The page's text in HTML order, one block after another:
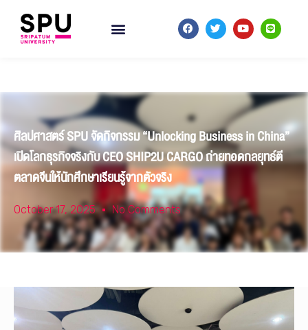
ศิลปศาสตร์ SPU จัดกิจกรรม “Unlocking Business in China”
เปิดโลกธุรกิจจริงกับ CEO SHIP2U CARGO ถ่ายทอดกลยุทธ์ตี
ตลาดจีนให้นักศึกษาเรียนรู้จากตัวจริง
October 17, 2025 No Comments